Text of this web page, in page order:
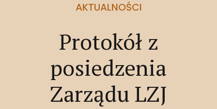
AKTUALNOŚCI
Protokół z
posiedzenia
Zarządu LZJ